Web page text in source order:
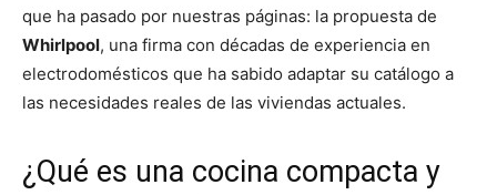
que ha pasado por nuestras páginas: la propuesta de
Whirlpool, una firma con décadas de experiencia en
electrodomésticos que ha sabido adaptar su catálogo a
las necesidades reales de las viviendas actuales.
¿Qué es una cocina compacta y